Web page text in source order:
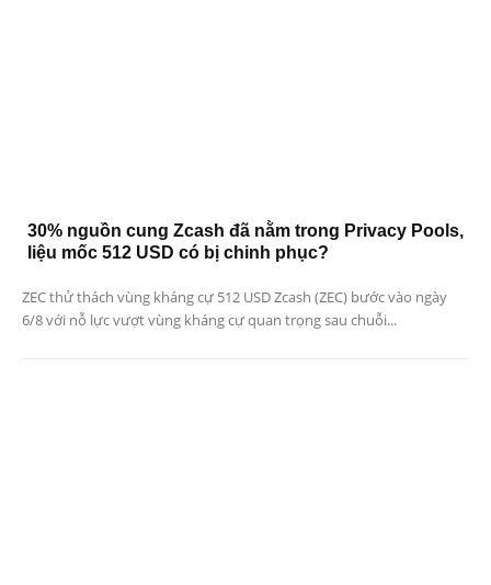
30% nguồn cung Zcash đã nằm trong Privacy Pools,
liệu mốc 512 USD có bị chinh phục?
ZEC thử thách vùng kháng cự 512 USD Zcash (ZEC) bước vào ngày
6/8 với nỗ lực vượt vùng kháng cự quan trọng sau chuỗi...